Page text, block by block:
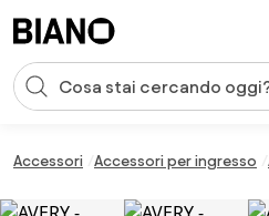
Input della ricerca
Accessori Accessori per ingresso